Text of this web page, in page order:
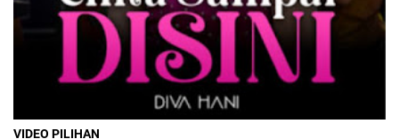
VIDEO PILIHAN